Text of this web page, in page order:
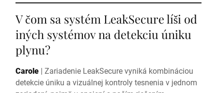
V čom sa systém LeakSecure líši od
iných systémov na detekciu úniku
plynu?
Carole | Zariadenie LeakSecure vyniká kombináciou
detekcie úniku a vizuálnej kontroly tesnenia v jednom